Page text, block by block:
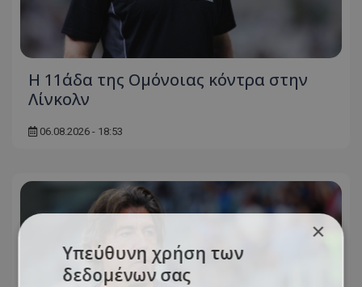
Η 11άδα της Ομόνοιας κόντρα στην
Λίνκολν
06.08.2026 - 18:53
×
Υπεύθυνη χρήση των
δεδομένων σας